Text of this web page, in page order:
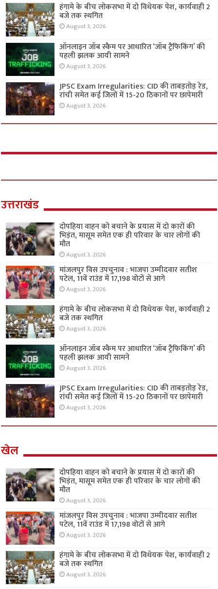
हंगामे के बीच लोकसभा में दो विधेयक पेश, कार्यवाही 2
बजे तक स्थगित
August 3, 2026
ऑनलाइन जॉब स्कैम पर आधारित ‘जॉब ट्रैफिकिंग’ की
पहली झलक आयी सामने
August 3, 2026
JPSC Exam Irregularities: CID की ताबड़तोड़ रेड,
रांची समेत कई जिलों में 15-20 ठिकानों पर छापेमारी
August 3, 2026
उत्तराखंड
दोपहिया वाहन को बचाने के प्रयास में दो कारों की
भिड़ंत, मासूम समेत एक ही परिवार के चार लोगों की
मौत
August 3, 2026
मांजलपुर विस उपचुनाव : भाजपा उम्मीदवार सतीश
पटेल, 11वें राउंड में 17,198 वोटों से आगे
August 3, 2026
हंगामे के बीच लोकसभा में दो विधेयक पेश, कार्यवाही 2
बजे तक स्थगित
August 3, 2026
ऑनलाइन जॉब स्कैम पर आधारित ‘जॉब ट्रैफिकिंग’ की
पहली झलक आयी सामने
August 3, 2026
JPSC Exam Irregularities: CID की ताबड़तोड़ रेड,
रांची समेत कई जिलों में 15-20 ठिकानों पर छापेमारी
August 3, 2026
खेल
दोपहिया वाहन को बचाने के प्रयास में दो कारों की
भिड़ंत, मासूम समेत एक ही परिवार के चार लोगों की
मौत
August 3, 2026
मांजलपुर विस उपचुनाव : भाजपा उम्मीदवार सतीश
पटेल, 11वें राउंड में 17,198 वोटों से आगे
August 3, 2026
हंगामे के बीच लोकसभा में दो विधेयक पेश, कार्यवाही 2
बजे तक स्थगित
August 3, 2026